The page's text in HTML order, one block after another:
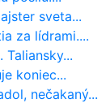
sveta...
za lídrami....
koniec...
nečakaný...